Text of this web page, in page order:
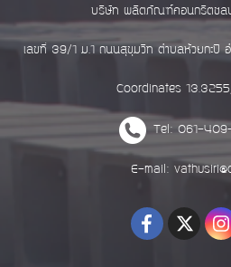
บริษัท ผลิตภัณฑ์คอนกรีตชลบุ
เลขที่ 39/1 ม.1 ถนนสุขุมวิท ตำบลห้วยกะปิ
Coordinates
Tel: 061-
E-mail: